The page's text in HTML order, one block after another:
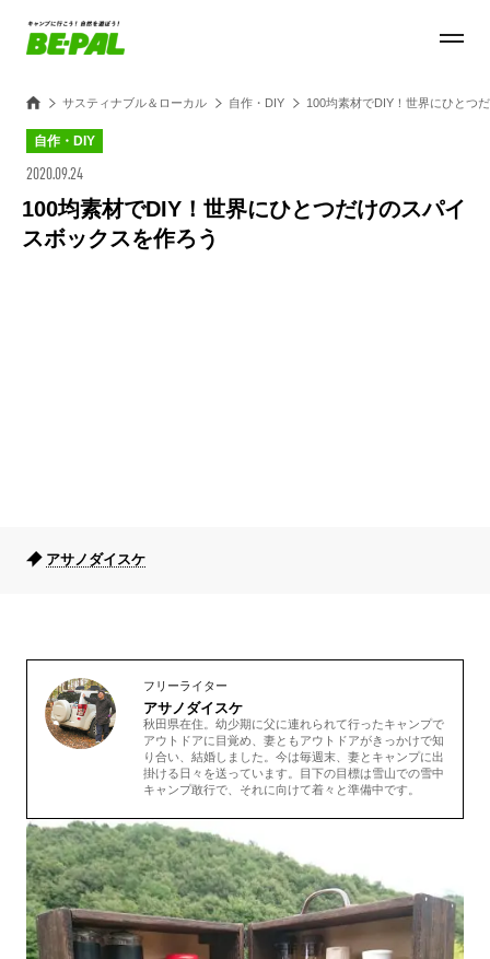
サスティナブル＆ローカル 自作・DIY 100均素材でDIY！世界にひとつ
自作・DIY
2020.09.24
100均素材でDIY！世界にひとつだけのスパイ
スボックスを作ろう
アサノダイスケ
フリーライター
アサノダイスケ
秋田県在住。幼少期に父に連れられて行ったキャンプで
アウトドアに目覚め、妻ともアウトドアがきっかけで知
り合い、結婚しました。今は毎週末、妻とキャンプに出
掛ける日々を送っています。目下の目標は雪山での雪中
キャンプ敢行で、それに向けて着々と準備中です。